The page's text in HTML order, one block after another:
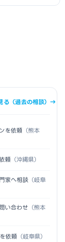
る（過去の相談）→
を依頼 （熊本
頼 （沖縄県）
家へ相談 （岐阜
い合わせ （熊本
依頼 （岐阜県）